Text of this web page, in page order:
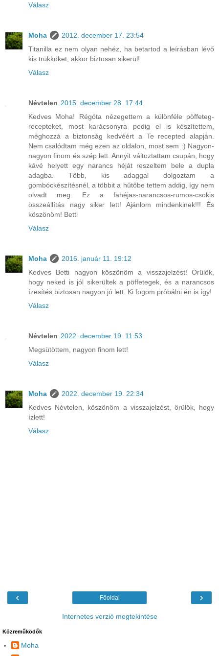
Válasz
Moha
2012. december 17. 23:54
Titanilla ez nem olyan nehéz, ha betartod a leírásban lévő
kis trükköket, akkor biztosan sikerül!
Válasz
Névtelen 2015. december 28. 17:44
Kedves Moha! Régóta nézegettem a különféle pöffeteg-
recepteket, most karácsonyra pedig el is készítettem,
méghozzá a biztonság kedvéért a Te recepted alapján.
Nem csalódtam még ezen az oldalon, most sem :) Nagyon-
nagyon finom és szép lett. Annyit változtattam csupán, hogy
kávé helyett egy narancs héját reszeltem bele a dupla
adagba. Több, kis adaggal dolgoztam a
gombóckészítésnél, a többit a hűtőbe tettem addig, így nem
olvadt meg. Ez a fahéjas-narancsos-rumos-csokis
összeállítás nagy siker lett! Ajánlom mindenkinek!!! És
köszönöm! Betti
Válasz
Moha
2016. január 11. 19:12
Kedves Betti nagyon köszönöm a visszajelzést! Örülök,
hogy neked is jól sikerültek a pöffetegek, és a narancsos
ízesítés biztosan nagyon jó lett. Ki fogom próbálni én is így!
Válasz
Névtelen 2022. december 19. 11:53
Megsütöttem, nagyon finom lett!
Válasz
Moha
2022. december 19. 22:34
Kedves Névtelen, köszönöm a visszajelzést, örülök, hogy
ízlett!
Válasz
‹ ›
Főoldal
Internetes verzió megtekintése
Közreműködők
Moha